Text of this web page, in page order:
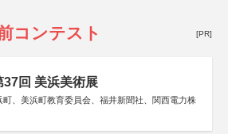
コンテスト [PR]
37回 美浜美術展
町、美浜町教育委員会、福井新聞社、関西電力株